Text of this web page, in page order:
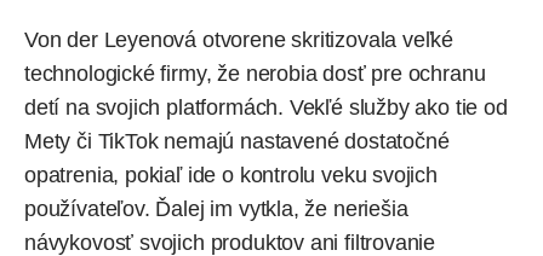
Von der Leyenová otvorene skritizovala veľké
technologické firmy, že nerobia dosť pre ochranu
detí na svojich platformách. Vekľé služby ako tie od
Mety či TikToknemajú nastavené dostatočné
opatrenia, pokiaľ ide o kontrolu veku svojich
používateľov. Ďalej im vytkla, že neriešia
návykovosť svojich produktov ani filtrovanie